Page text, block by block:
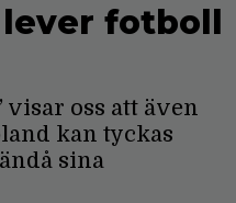
lever fotboll
visar oss att även
kan tyckas
sina